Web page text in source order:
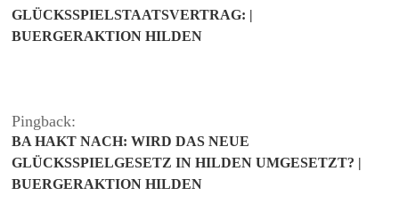
GLÜCKSSPIELSTAATSVERTRAG: |
BUERGERAKTION HILDEN
Pingback:
BA HAKT NACH: WIRD DAS NEUE
GLÜCKSSPIELGESETZ IN HILDEN UMGESETZT? |
BUERGERAKTION HILDEN